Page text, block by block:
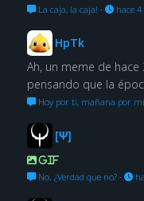
La caja, la caja! · hace 4
HpTk
Ah, un meme de
pensando que la
Hoy por ti, mañana por mí
[Ψ]
GIF
No. ¿Verdad que no?·